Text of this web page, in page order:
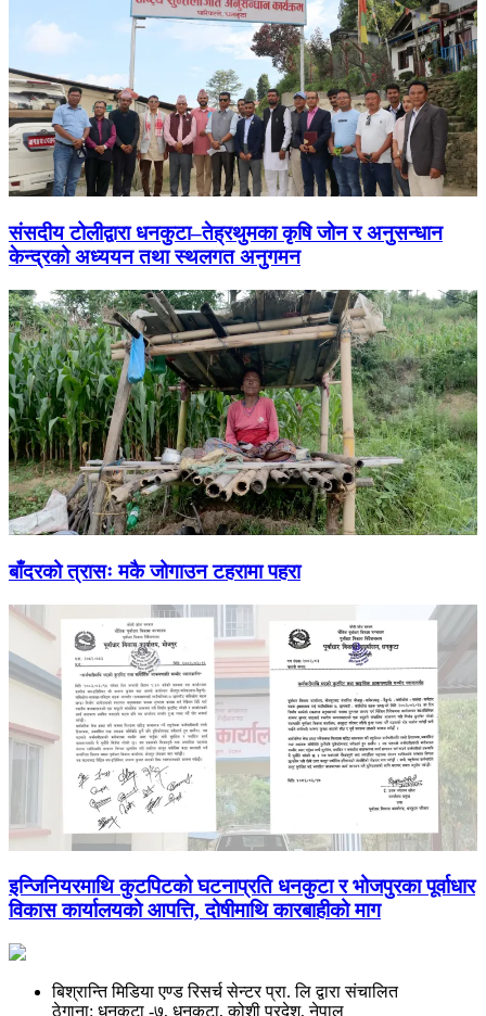
संसदीय टोलीद्वारा धनकुटा–तेह्रथुमका कृषि जोन र अनुसन्धान
केन्द्रको अध्ययन तथा स्थलगत अनुगमन
बाँदरको त्रासः मकै जोगाउन टहरामा पहरा
इन्जिनियरमाथि कुटपिटको घटनाप्रति धनकुटा र भोजपुरका पूर्वाधार
विकास कार्यालयको आपत्ति, दोषीमाथि कारबाहीको माग
बिश्रान्ति मिडिया एण्ड रिसर्च सेन्टर प्रा. लि द्वारा संचालित
ठेगाना: धनकुटा -७, धनकुटा, कोशी प्रदेश, नेपाल